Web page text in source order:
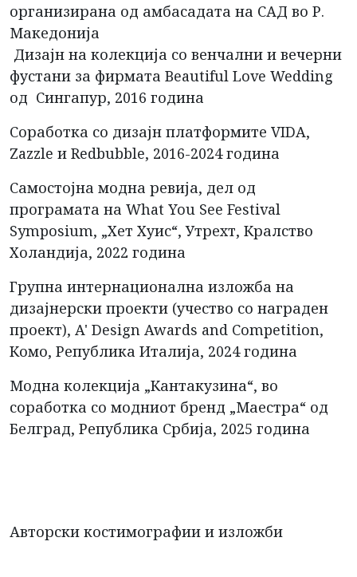
организирана од амбасадата на САД во Р.
Македонија
Дизајн на колекција со венчални и вечерни
фустани за фирмата Beautiful Love Wedding
од Сингапур, 2016 година
Соработка со дизајн платформите VIDA,
Zazzle и Redbubble, 2016-2024 година
Самостојна модна ревија, дел од
програмата на What You See Festival
Symposium, „Хет Хуис“, Утрехт, Кралство
Холандија, 2022 година
Групна интернационална изложба на
дизајнерски проекти (учество со награден
проект), A' Design Awards and Competition,
Комо, Република Италија, 2024 година
Модна колекција „Кантакузина“, во
соработка со модниот бренд „Маестра“ од
Белград, Република Србија, 2025 година
Авторски костимографии и изложби